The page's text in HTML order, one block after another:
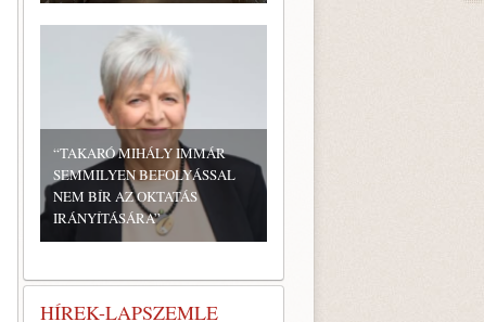
“TAKARÓ MIHÁLY IMMÁR
SEMMILYEN BEFOLYÁSSAL
NEM BÍR AZ OKTATÁS
IRÁNYÍTÁSÁRA”
HÍREK-LAPSZEMLE